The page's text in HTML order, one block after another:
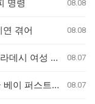
명령 08.08
겪어 08.08
캐나다, 2명의 사스카추완 식당 업주, 방글라데시 여성 인신매매 유죄 판결 08.07
온타리오주 산불 대피 명령 철회에 대한 굴 베이 퍼스트 네이션의 강력 반발 08.07